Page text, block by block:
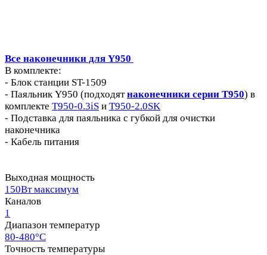
Все наконечники для Y950
В комплекте:
- Блок станции ST-1509
- Паяльник Y950 (подходятнаконечники серии T950) в
комплекте T950-0.3iS и T950-2.0SK
- Подставка для паяльника c губкой для очистки
наконечника
- Кабель питания
Выходная мощность
150Вт максимум
Каналов
1
Диапазон температур
80-480°C
Точность температуры